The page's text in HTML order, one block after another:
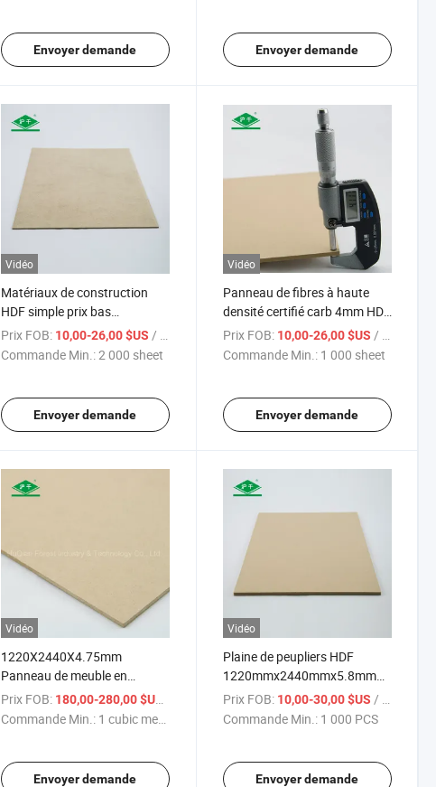
Envoyer demande Envoyer demande
Vidéo
Matériaux de construction
HDF simple prix bas
1220mmx2440mmx1.6mm
E1
Prix FOB: 10,00-26,00 $US / sheet
Commande Min.:2 000 sheet
Envoyer demande
Vidéo
Panneau de fibres à haute
densité certifié carb 4mm HDF
pour meubles, canapés et
décoration
Prix FOB: 10,00-26,00 $US / sheet
Commande Min.: 1 000 sheet
Envoyer demande
Vidéo
1220X2440X4.75mm
Panneau de meuble en
MDF/HDF avec finition polie
Prix FOB: 180,00-280,00 $US
/ cubic meter
Commande Min.: 1 cubic meter
Envoyer demande
Vidéo
Plaine de peupliers HDF
1220mmx2440mmx5.8mm
Carbone P2
Prix FOB: 10,00-30,00 $US / PCS
Commande Min.: 1 000 PCS
Envoyer demande